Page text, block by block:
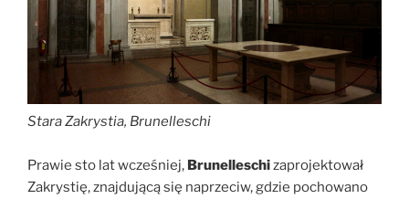
Stara Zakrystia, Brunelleschi
Prawie sto lat wcześniej, Brunelleschizaprojektował
Zakrystię, znajdującą się naprzeciw, gdzie pochowano